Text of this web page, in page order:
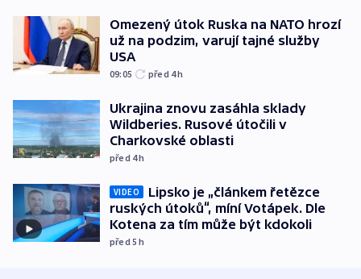
Omezený útok Ruska na NATO hrozí
už na podzim, varují tajné služby
USA
09:05 před 4h
Ukrajina znovu zasáhla sklady
Wildberies. Rusové útočili v
Charkovské oblasti
před 4h
VIDEO
Lipsko je „článkem řetězce
ruských útoků“, míní Votápek. Dle
Kotena za tím může být kdokoli
před 5h